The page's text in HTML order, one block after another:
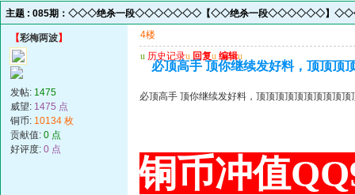
主题 : 085期：◇◇◇绝杀一段◇◇◇◇◇◇◇【◇◇绝杀一段◇◇◇◇◇◇】◇◇◇
【彩梅两波】
发帖: 1475
威望: 1475 点
铜币: 10134 枚
贡献值: 0 点
好评度: 0 点
4楼
u 历史记录u 回复u 编辑u
必顶高手 顶你继续发好料，顶顶顶
必顶高手 顶你继续发好料，顶顶顶顶顶顶顶顶顶顶
铜币冲值